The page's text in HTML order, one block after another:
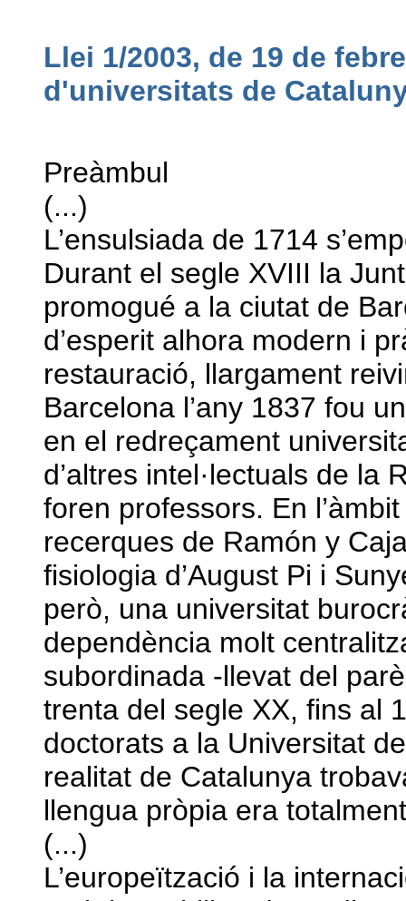
Llei 1/2003, de 19 de
d'universitats de
Preàmbul
(...)
L’ensulsiada de 1714
Durant el segle XVIII la
promogué a la ciutat de
d’esperit alhora modern i
restauració, llargament
Barcelona l’any 1837 fou
en el redreçament
d’altres intel·lectuals de la
foren professors. En
recerques de Ramón y
fisiologia d’August Pi i
però, una universitat
dependència molt
subordinada -llevat del
trenta del segle XX, fins al
doctorats a la Universitat
realitat de Catalunya
llengua pròpia era
(...)
L’europeïtzació i la